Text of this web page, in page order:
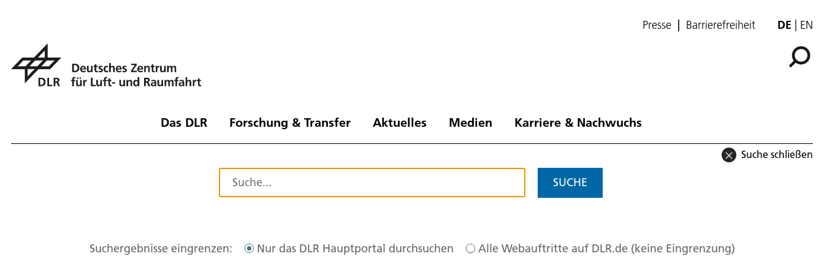
Presse Barrierefreiheit DE EN
Das DLR Forschung & Transfer Aktuelles Medien Karriere & Nachwuchs
Suche schließen
SUCHE
Suchergebnisse eingrenzen: Nur das DLR Hauptportal durchsuchen Alle Webauftritte auf DLR.de (keine Eingrenzung)